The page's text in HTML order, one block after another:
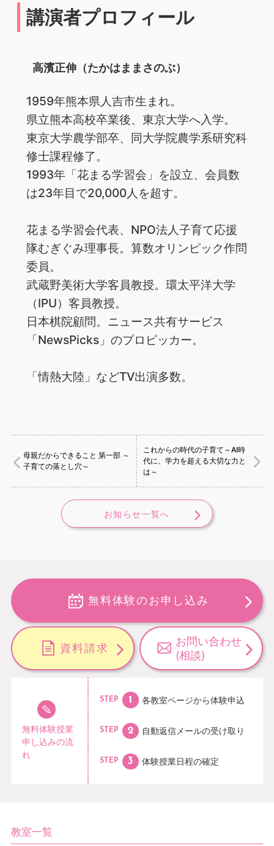
講演者プロフィール
高濱正伸（たかはままさのぶ）
1959年熊本県人吉市生まれ。
県立熊本高校卒業後、東京大学へ入学。
東京大学農学部卒、同大学院農学系研究科
修士課程修了。
1993年「花まる学習会」を設立、会員数
は23年目で20,000人を超す。
花まる学習会代表、NPO法人子育て応援
隊むぎぐみ理事長。算数オリンピック作問
委員。
武蔵野美術大学客員教授。環太平洋大学
（IPU）客員教授。
日本棋院顧問。ニュース共有サービス
「NewsPicks」のプロピッカー。
「情熱大陸」などTV出演多数。
母親だからできること 第一部 ～
子育ての落とし穴～
これからの時代の子育て～AI時
代に、学力を超える大切な力と
は～
お知らせ一覧へ
無料体験のお申し込み
資料請求
お問い合わせ
(相談)
無料体験授業
申し込みの流
れ
STEP 各教室ページから体験申込
STEP 自動返信メールの受け取り
STEP 体験授業日程の確定
教室一覧